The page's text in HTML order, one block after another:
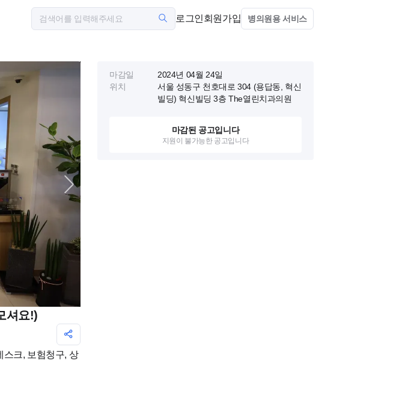
로그인회원가입 병의원용 서비스
셔요!)
스크, 보험청구, 상
마감일
2024년 04월 24일
위치
서울 성동구 천호대로 304 (용답동, 혁신
빌딩) 혁신빌딩 3층 The열린치과의원
마감된 공고입니다
지원이 불가능한 공고입니다